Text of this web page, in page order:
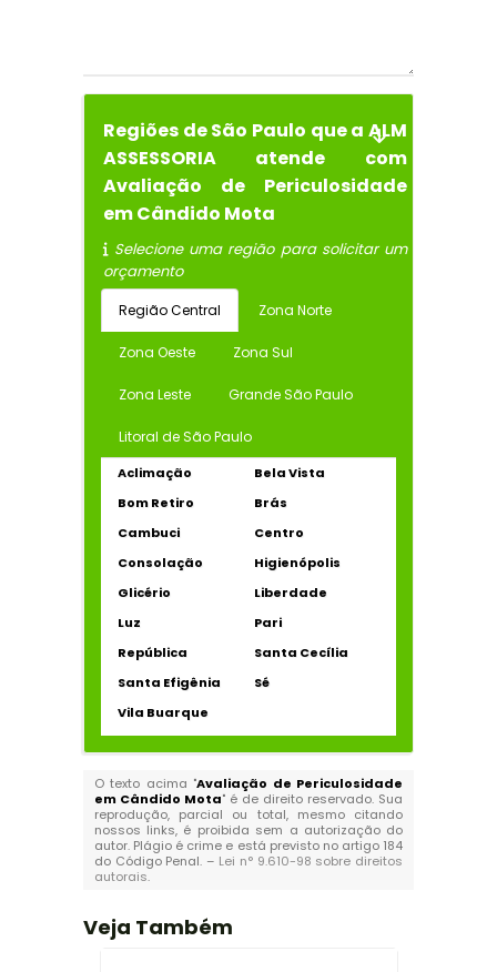
Regiões de São Paulo que a ALM
ASSESSORIA atende com
Avaliação de Periculosidade
em Cândido Mota
Selecione uma região para solicitar um
orçamento
Região Central Zona Norte
Zona Oeste Zona Sul
Zona Leste Grande São Paulo
Litoral de São Paulo
Aclimação
Bela Vista
Bom Retiro
Brás
Cambuci
Centro
Consolação
Higienópolis
Glicério
Liberdade
Luz
Pari
República
Santa Cecília
Santa Efigênia
Sé
Vila Buarque
O texto acima "Avaliação de Periculosidade
em Cândido Mota" é de direito reservado. Sua
reprodução, parcial ou total, mesmo citando
nossos links, é proibida sem a autorização do
autor. Plágio é crime e está previsto no artigo 184
do Código Penal. – Lei n° 9.610-98 sobre direitos
autorais.
Veja Também